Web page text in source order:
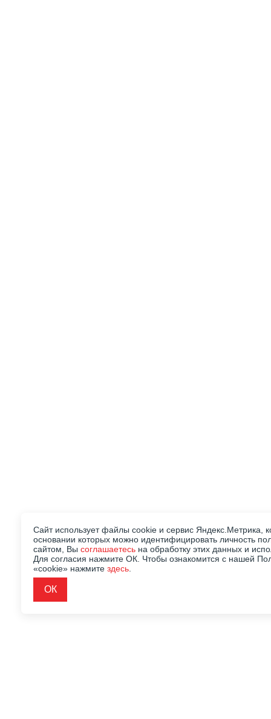
Сайт использует файлы cookie и сервис Яндекс.Метрика,
основании которых можно идентифицировать личность
сайтом, Высоглашаетесь на обработку этих данных и
Для согласия нажмите ОК. Чтобы ознакомится с нашей
«cookie» нажмитездесь
ОК